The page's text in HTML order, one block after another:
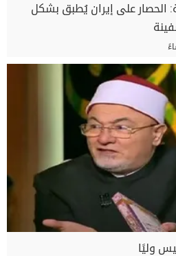
الحصار على إيران يُطبق بشكل
وليًا